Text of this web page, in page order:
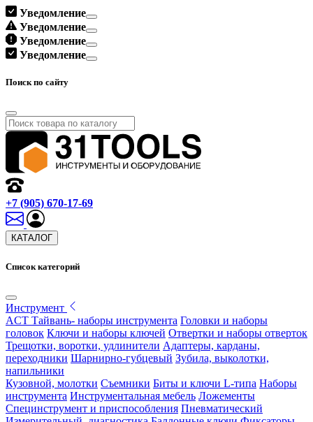
Уведомление
Уведомление
Уведомление
Уведомление
Поиск по сайту
+7 (905) 670-17-69
КАТАЛОГ
Список категорий
Инструмент
ACT Тайвань- наборы инструмента Головки и наборы
головок Ключи и наборы ключей Отвертки и наборы отверток
Трещотки, воротки, удлинители Адаптеры, карданы,
переходники Шарнирно-губцевый Зубила, выколотки,
напильники
Кузовной, молотки Съемники Биты и ключи L-типа Наборы
инструмента Инструментальная мебель Ложементы
Специнструмент и приспособления Пневматический